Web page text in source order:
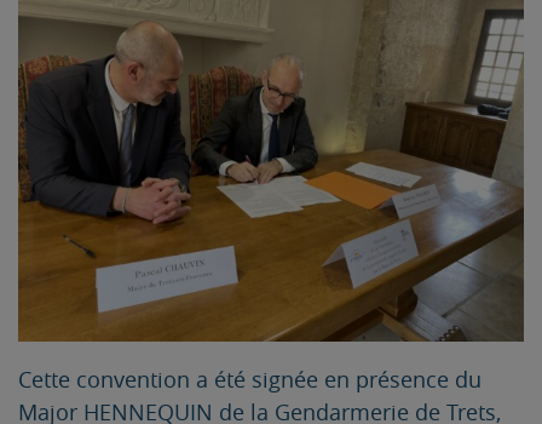
Cette convention a été signée en présence du
Major HENNEQUIN de la Gendarmerie de Trets,